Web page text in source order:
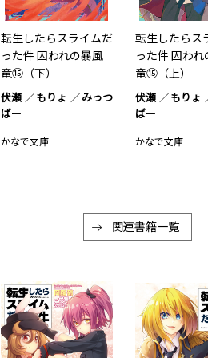
転生したらスライムだ
った件 囚われの暴風
竜⑮（下）
伏瀬 もりょ
みっつ
ばー
かなで文庫
転生したらス
った件 囚わ
竜⑮（上）
伏瀬
もりょ
ばー
かなで文庫
関連書籍一覧